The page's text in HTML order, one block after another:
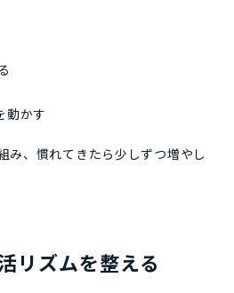
動かす
み、慣れてきたら少しずつ増やし
リズムを整える